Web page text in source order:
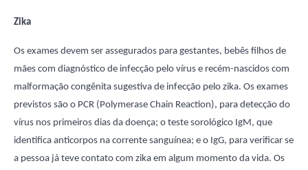
Zika
Os exames devem ser assegurados para gestantes, bebês filhos de
mães com diagnóstico de infecção pelo vírus e recém-nascidos com
malformação congênita sugestiva de infecção pelo zika. Os exames
previstos são o PCR (Polymerase Chain Reaction), para detecção do
vírus nos primeiros dias da doença; o teste sorológico IgM, que
identifica anticorpos na corrente sanguínea; e o IgG, para verificar se
a pessoa já teve contato com zika em algum momento da vida. Os